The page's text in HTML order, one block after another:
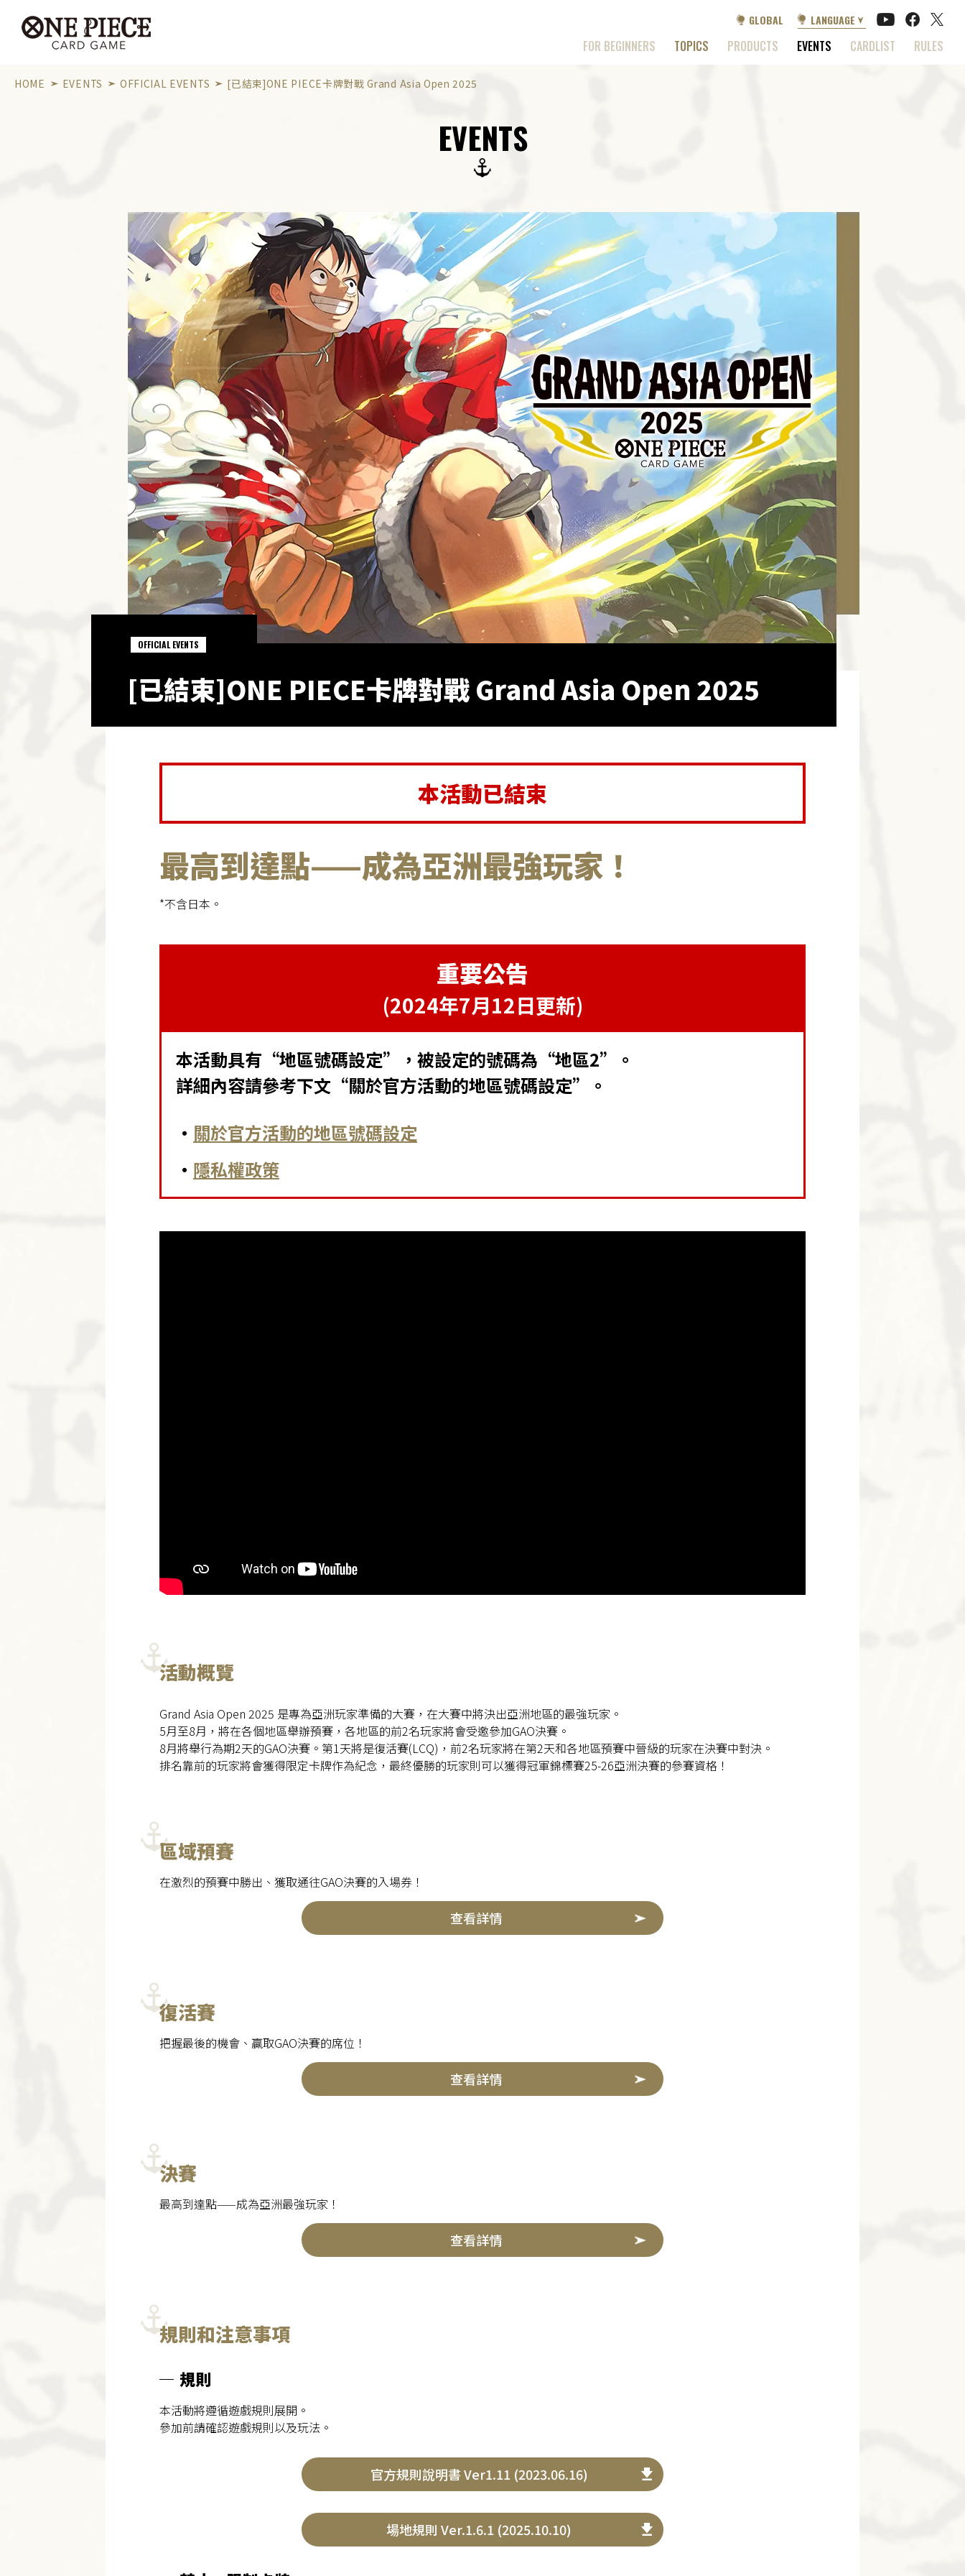
GLOBAL LANGUAGE
FOR BEGINNERS TOPICS PRODUCTS EVENTS CARDLIST RULES
HOME EVENTS OFFICIAL EVENTS [已結束]ONE PIECE卡牌對戰 Grand Asia Open 2025
EVENTS
[已結束]ONE PIECE卡牌對戰 Grand Asia Open 2025
OFFICIAL EVENTS
本活動已結束
最高到達點——成為亞洲最強玩家！
*不含日本。
重要公告
(2024年7月12日更新)
本活動具有“地區號碼設定”，被設定的號碼為“地區2”。
詳細內容請參考下文“關於官方活動的地區號碼設定”。
・ 關於官方活動的地區號碼設定
・ 隱私權政策
活動概覽
Grand Asia Open 2025 是專為亞洲玩家準備的大賽，在大賽中將決出亞洲地區的最強玩家。
5月至8月，將在各個地區舉辦預賽，各地區的前2名玩家將會受邀參加GAO決賽。
8月將舉行為期2天的GAO決賽。第1天將是復活賽(LCQ)，前2名玩家將在第2天和各地區預賽中晉級的玩家在決賽中對決。
排名靠前的玩家將會獲得限定卡牌作為紀念，最終優勝的玩家則可以獲得冠軍錦標賽25-26亞洲決賽的參賽資格！
區域預賽
在激烈的預賽中勝出、獲取通往GAO決賽的入場券！
查看詳情
復活賽
把握最後的機會、贏取GAO決賽的席位！
查看詳情
決賽
最高到達點——成為亞洲最強玩家！
查看詳情
規則和注意事項
規則
本活動將遵循遊戲規則展開。
參加前請確認遊戲規則以及玩法。
官方規則說明書 Ver1.11 (2023.06.16)
場地規則 Ver.1.6.1 (2025.10.10)